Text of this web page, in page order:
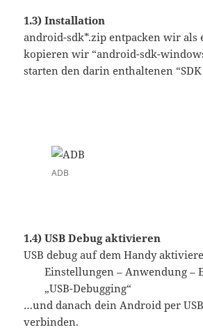
1.3) Installation
android-sdk*.zip entpacken wir als
kopieren wir “android-sdk-
starten den darin enthaltenen “SDK
ADB
1.4) USB Debug aktivieren
USB debug auf dem Handy
Einstellungen – Anwendung –
„USB-Debugging“
…und danach dein Android per
verbinden.